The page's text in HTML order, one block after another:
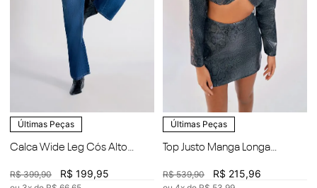
Últimas Peças
Calca Wide Leg Cós Alto
R$ 399,90 R$ 199,95
Últimas Peças
Top Justo Manga Longa
R$ 539,90 R$ 215,96